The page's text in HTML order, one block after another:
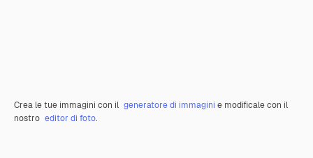
Crea le tue immagini con il generatore di immagini e modificale con il
nostro editor di foto.